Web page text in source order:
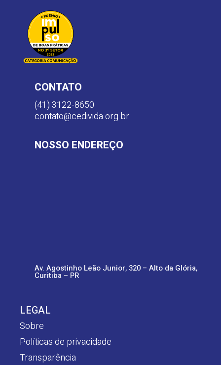
CONTATO
(41) 3122-8650
contato@cedivida.org.br
NOSSO ENDEREÇO
Av. Agostinho Leão Junior, 320 – Alto da Glória,
Curitiba – PR
LEGAL
Sobre
Políticas de privacidade
Transparência